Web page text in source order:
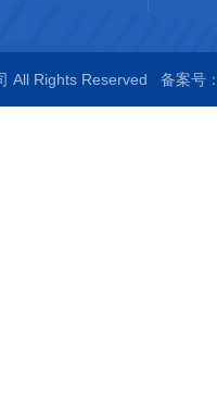
All Rights Reserved 备案号